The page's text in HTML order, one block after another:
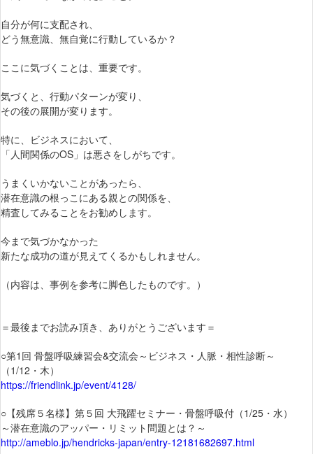
自分が何に支配され、
どう無意識、無自覚に行動しているか？
ここに気づくことは、重要です。
気づくと、行動パターンが変り、
その後の展開が変ります。
特に、ビジネスにおいて、
「人間関係のOS」は悪さをしがちです。
うまくいかないことがあったら、
潜在意識の根っこにある親との関係を、
精査してみることをお勧めします。
今まで気づかなかった
新たな成功の道が見えてくるかもしれません。
（内容は、事例を参考に脚色したものです。）
＝最後までお読み頂き、ありがとうございます＝
○第1回 骨盤呼吸練習会&交流会～ビジネス・人脈・相性診断～
（1/12・木）
https://friendlink.jp/event/4128/
○【残席５名様】第５回 大飛躍セミナー・骨盤呼吸付（1/25・水）
～潜在意識のアッパー・リミット問題とは？～
http://ameblo.jp/hendricks-japan/entry-12181682697.html